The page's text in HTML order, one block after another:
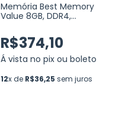
Memória Best Memory
Value 8GB, DDR4,
8G-3200V)
R$374,10
Á vista no pix ou boleto
12x de R$36,25 sem juros